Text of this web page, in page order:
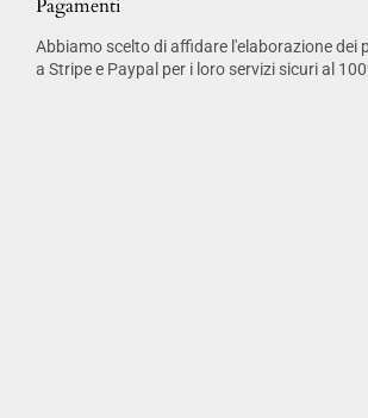
Pagamenti
Abbiamo scelto di affidare l'elaborazione dei
a Stripe e Paypal per i loro servizi sicuri al